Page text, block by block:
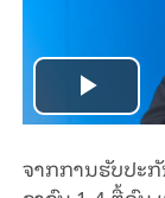
Play
ຈາກ​ການ​ຮັບ​ປະ​